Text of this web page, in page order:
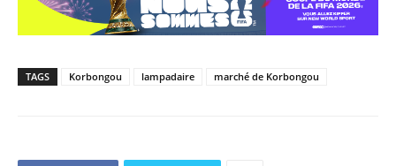
TAGS Korbongou lampadaire marché de Korbongou